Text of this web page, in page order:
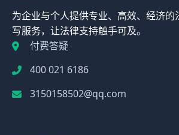
为企业与个人提供专业、高效、经济的
写服务，让法律支持触手可及。
付费答疑
400 021 6186
3150158502@qq.com